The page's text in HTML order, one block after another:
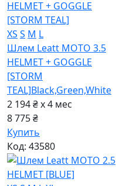
XS S M L
Шлем Leatt MOTO 3.5
HELMET + GOGGLE
[STORM
TEAL]Black,Green,White
2 194 ₴ x 4 мес
8 775 ₴
Купить
Код: 43580